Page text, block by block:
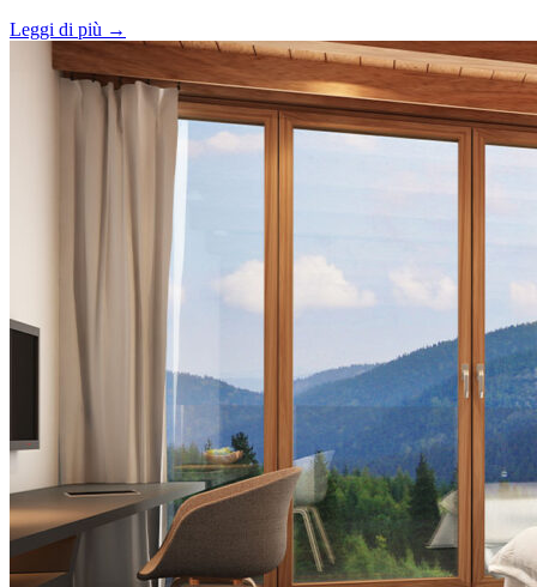
Leggi di più →